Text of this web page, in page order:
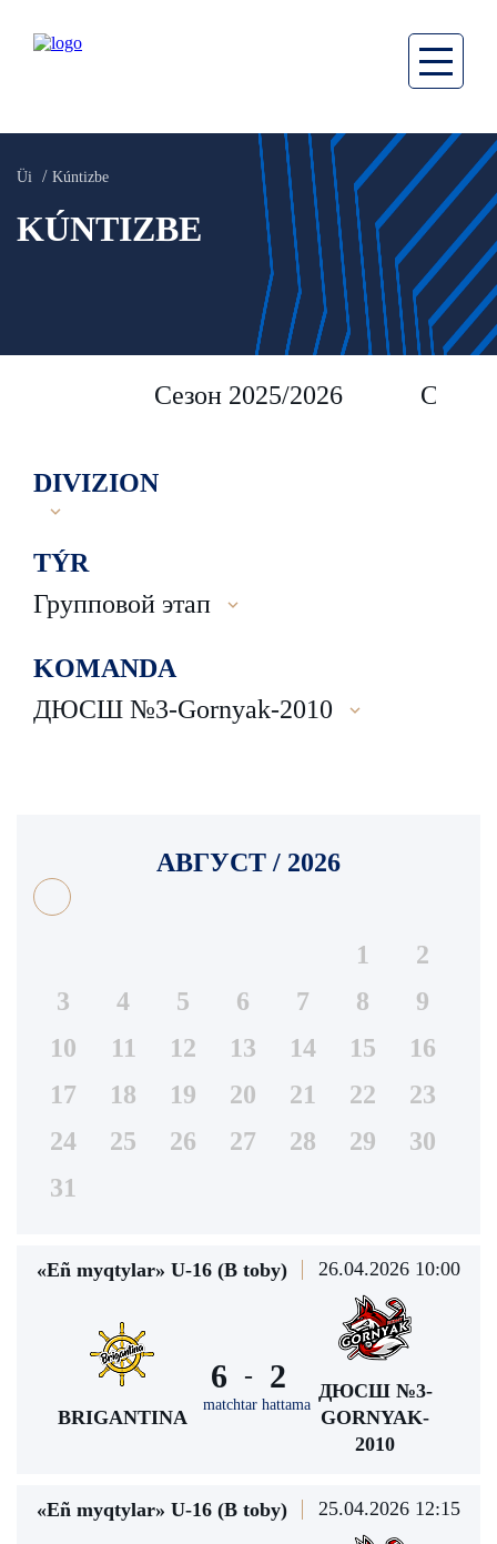
Üi Kúntizbe
KÚNTIZBE
Сезон 2025/2026 Сезон
DIVIZION
TÝR
Групповой этап
KOMANDA
ДЮСШ №3-Gornyak-2010
АВГУСТ / 2026
1
2
3
4 5 6 7 8
9
10
11 12 13 14 15
16
17
18 19 20 21 22
23
24
25 26 27 28 29
30
31
«Eñ myqtylar» U-16 (В toby) 26.04.2026 10:00
BRIGANTINA
6 -
matchtar hattama
2
ДЮСШ №3-
GORNYAK-
2010
«Eñ myqtylar» U-16 (В toby) 25.04.2026 12:15